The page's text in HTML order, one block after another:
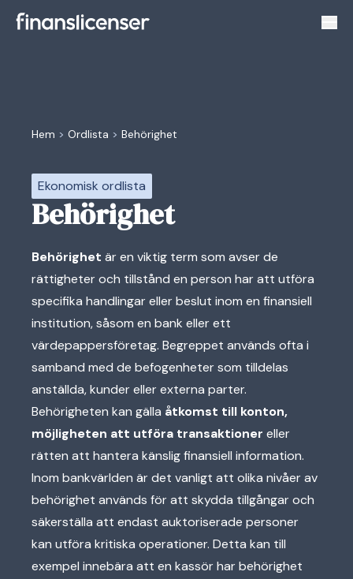
Hem > Ordlista > Behörighet
Ekonomisk ordlista
Behörighet
Behörighet är en viktig term som avser de
rättigheter och tillstånd en person har att utföra
specifika handlingar eller beslut inom en finansiell
institution, såsom en bank eller ett
värdepappersföretag. Begreppet används ofta i
samband med de befogenheter som tilldelas
anställda, kunder eller externa parter.
Behörigheten kan gälla åtkomst till konton,
möjligheten att utföra transaktioner eller
rätten att hantera känslig finansiell information.
Inom bankvärlden är det vanligt att olika nivåer av
behörighet används för att skydda tillgångar och
säkerställa att endast auktoriserade personer
kan utföra kritiska operationer. Detta kan till
exempel innebära att en kassör har behörighet